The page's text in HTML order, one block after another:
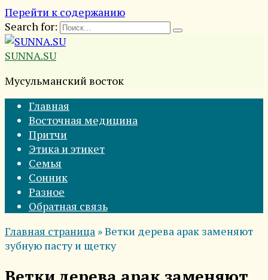
Перейти к содержанию
Search for:
SUNNA.SU
Мусульманский восток
Главная
Восточная медицина
Притчи
Этика и этикет
Семья
Сонник
Разное
Обратная связь
Главная страница »Ветки дерева арак заменяют
зубную пасту и щетку